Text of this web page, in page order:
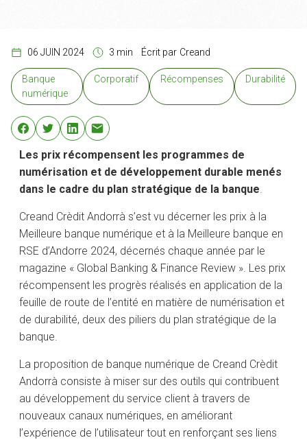
06 JUIN 2024 3 min Écrit par Creand
Banque
numérique
Corporatif Récompenses Durabilité
Les prix récompensent les programmes de
numérisation et de développement durable menés
dans le cadre du plan stratégique de la banque.
Creand Crèdit Andorrà s’est vu décerner les prix à la
Meilleure banque numérique et à la Meilleure banque en
RSE d’Andorre 2024, décernés chaque année par le
magazine « Global Banking & Finance Review ». Les prix
récompensent les progrès réalisés en application de la
feuille de route de l’entité en matière de numérisation et
de durabilité, deux des piliers du plan stratégique de la
banque.
La proposition de banque numérique de Creand Crèdit
Andorrà consiste à miser sur des outils qui contribuent
au développement du service client à travers de
nouveaux canaux numériques, en améliorant
l’expérience de l’utilisateur tout en renforçant ses liens